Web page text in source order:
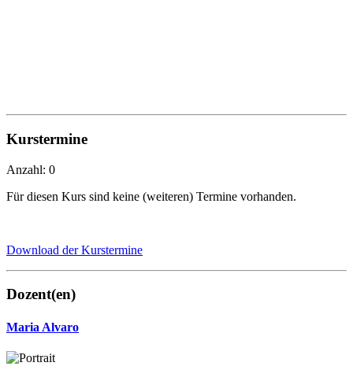
Kurstermine
Anzahl: 0
Für diesen Kurs sind keine (weiteren) Termine vorhanden.
Download der Kurstermine
Dozent(en)
Maria Alvaro